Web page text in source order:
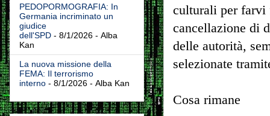
culturali per farvi
cancellazione di
delle autorità,
selezionate
Cosa rimane
PEDOPORMOGRAFIA: In
Germania incriminato un
giudice
dell'SPD - 8/1/2026 - Alba
Kan
La nuova missione della
FEMA: Il terrorismo
interno - 8/1/2026 - Alba Kan